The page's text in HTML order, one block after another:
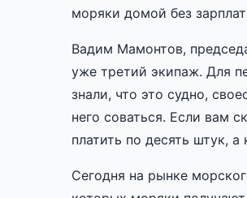
моряки домой без
Вадим Мамонтов,
уже третий экипаж. Для
знали, что это судно,
него соваться. Если вам
платить по десять штук,
Сегодня на рынке